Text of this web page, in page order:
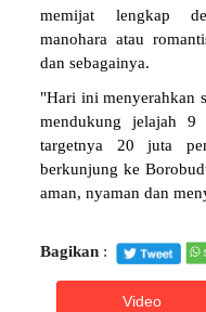
memijat lengkap
manohara atau
dan sebagainya.
"Hari ini menyerahkan
mendukung jelajah 9
targetnya 20 juta
berkunjung ke
aman, nyaman dan
Bagikan :
Video